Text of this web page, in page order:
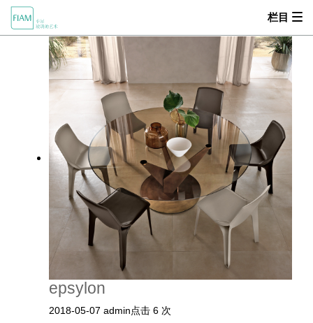
栏目
MOOD
关于我们
产品中心
 产品中心
epsylon
2018-05-07 admin点击 6 次